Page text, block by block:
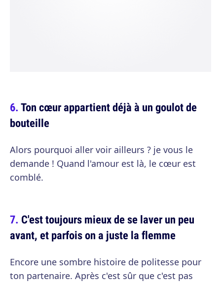
Ton cœur appartient déjà à un goulot de
bouteille
Alors pourquoi aller voir ailleurs ? je vous le
demande ! Quand l'amour est là, le cœur est
comblé.
C'est toujours mieux de se laver un peu
avant, et parfois on a juste la flemme
Encore une sombre histoire de politesse pour
ton partenaire. Après c'est sûr que c'est pas